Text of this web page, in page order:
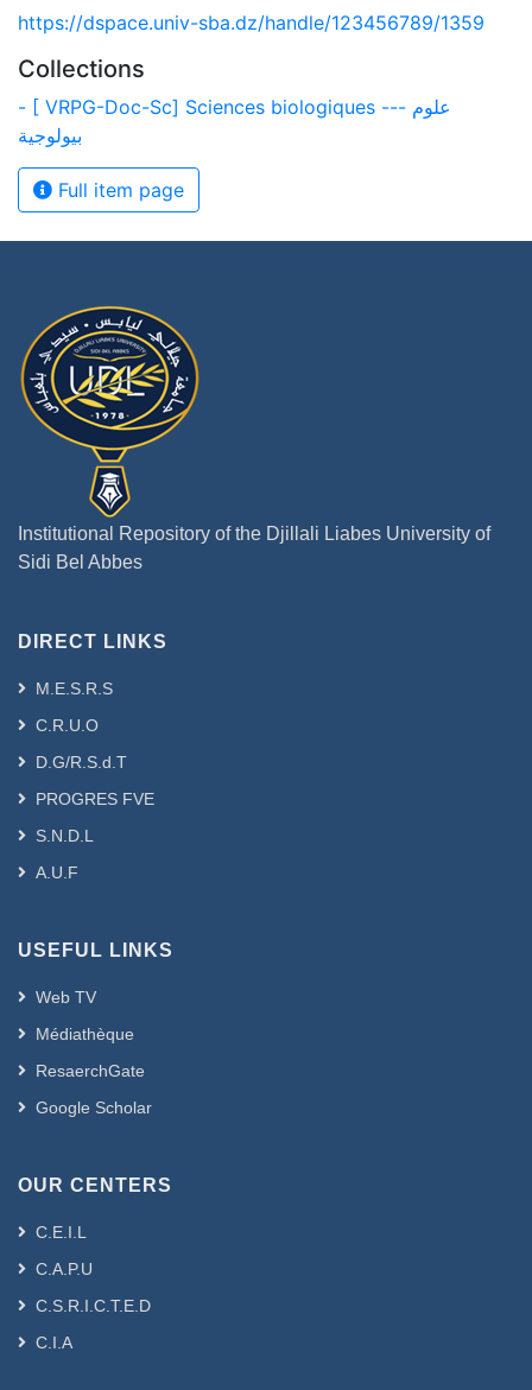
https://dspace.univ-sba.dz/handle/123456789/1359
Collections
- [ VRPG-Doc-Sc] Sciences biologiques --- علوم
بيولوجية
Full item page
Institutional Repository of the Djillali Liabes University of
Sidi Bel Abbes
DIRECT LINKS
M.E.S.R.S
C.R.U.O
D.G/R.S.d.T
PROGRES FVE
S.N.D.L
A.U.F
USEFUL LINKS
Web TV
Médiathèque
ResaerchGate
Google Scholar
OUR CENTERS
C.E.I.L
C.A.P.U
C.S.R.I.C.T.E.D
C.I.A